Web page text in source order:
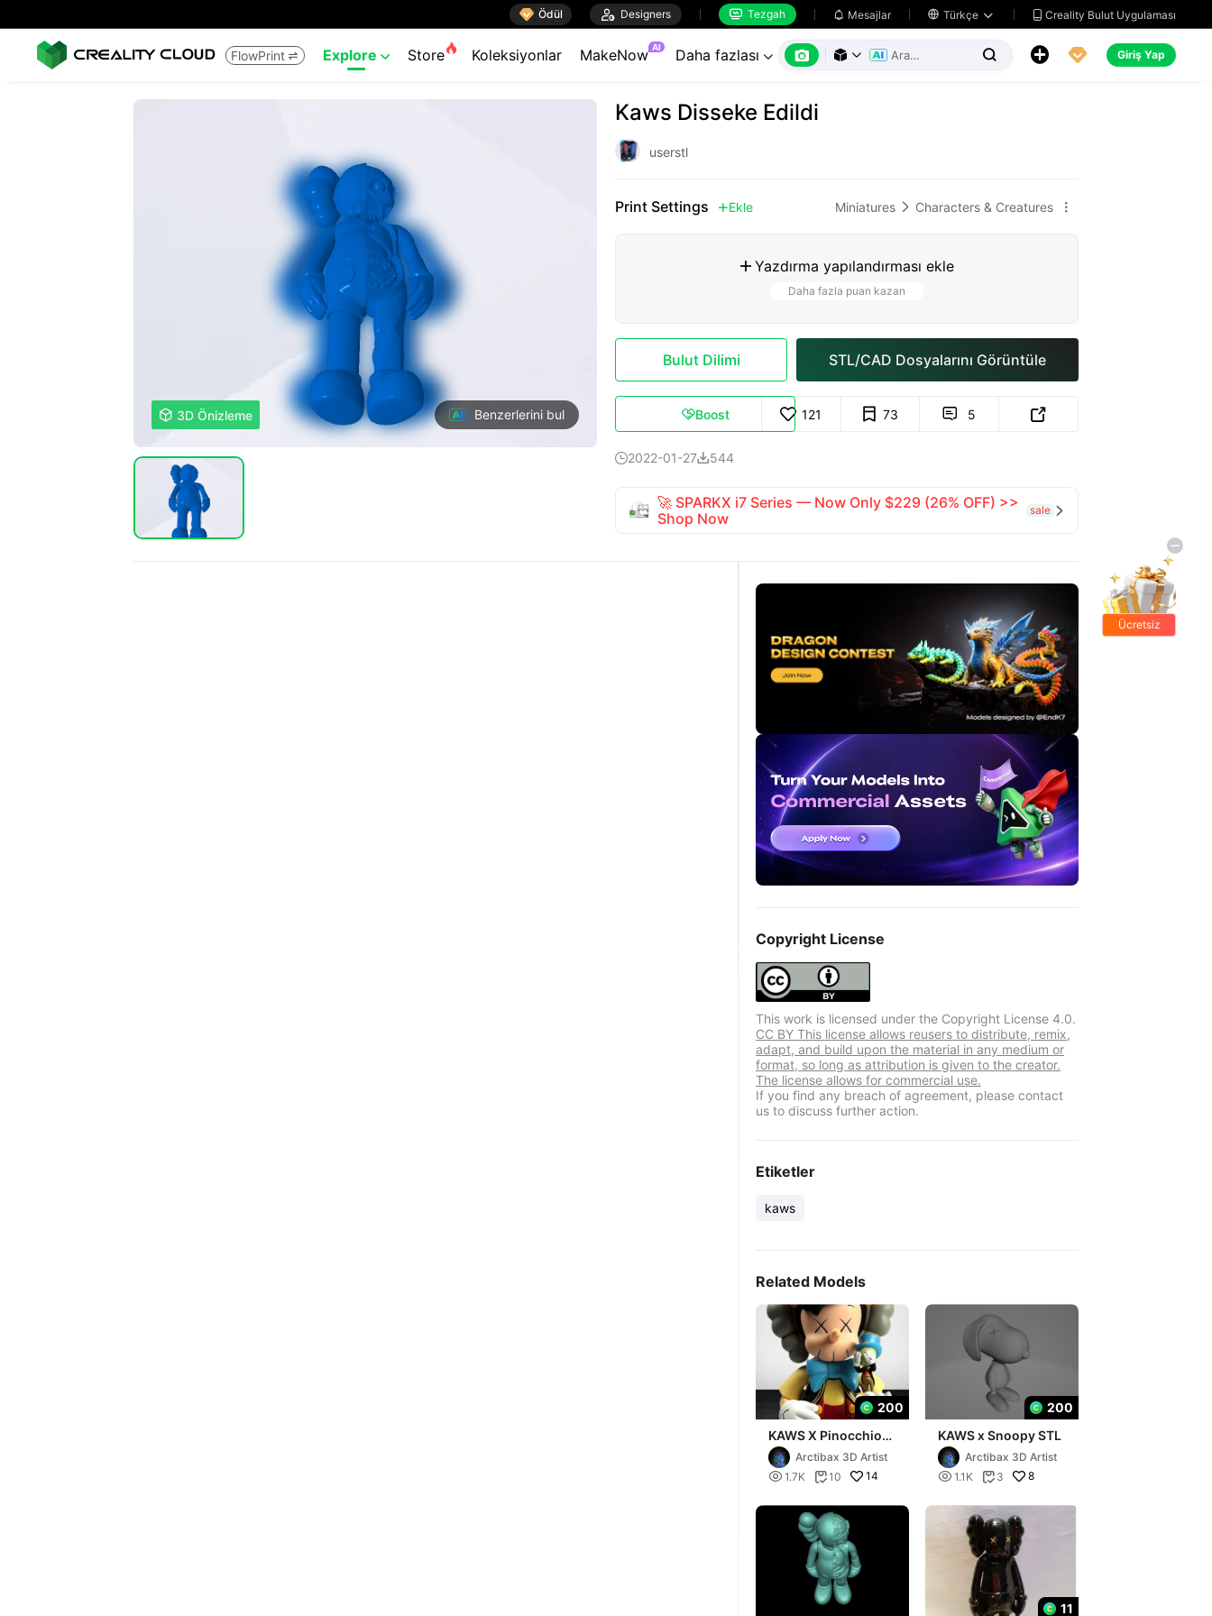
 Ödül  Designers  Tezgah  Mesajlar  Türkçe   Creality Bulut Uygulaması
FlowPrint  Explore  Store Koleksiyonlar MakeNow AI Daha fazlası        Giriş Yap
 3D Önizleme Benzerlerini bul
Kaws Disseke Edildi
userstl
Print Settings  Ekle Miniatures  Characters & Creatures 
 Yazdırma yapılandırması ekle
Daha fazla puan kazan
Bulut Dilimi STL/CAD Dosyalarını Görüntüle
Boost 121 73  5 
2022-01-27544
🚀 SPARKX i7 Series — Now Only $229 (26% OFF) >>
Shop Now
sale 
Copyright License
This work is licensed under the Copyright License 4.0.
CC BY This license allows reusers to distribute, remix,
adapt, and build upon the material in any medium or
format, so long as attribution is given to the creator.
The license allows for commercial use.
If you find any breach of agreement, please contact
us to discuss further action.
Etiketler
kaws
Related Models
200
KAWS X Pinocchio
STL Arctibax 3D Artist
 1.7K 10 14
200
KAWS x Snoopy STL
Arctibax 3D Artist
 1.1K  3 8
11
Ücretsiz